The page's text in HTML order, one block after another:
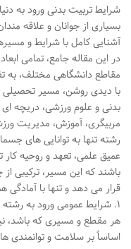
شرایط تربیت بدنی ورود به
بسیاری از جوانان و علاقه
آشنایی کامل با شرایط و
در این مقاله جامع، تمامی
مقاطع دانشگاهی مختلف، به
با دیدی روشن، مسیر تحصیلی
بدنی و علوم ورزشی، دریچه
مربیگری، آموزش، مدیریت
رشته تنها به توانایی های
عمیق علمی، تعهد و روحیه
باشند که این مسیر، ترکیبی
قرار می دهد و تنها با
۱. شرایط عمومی ورود به
هر مقطع و مسیری که باشد،
اساساً بر سلامت و توانمندی